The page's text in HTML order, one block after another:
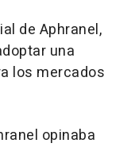
de Aphranel,
una
los mercados
opinaba